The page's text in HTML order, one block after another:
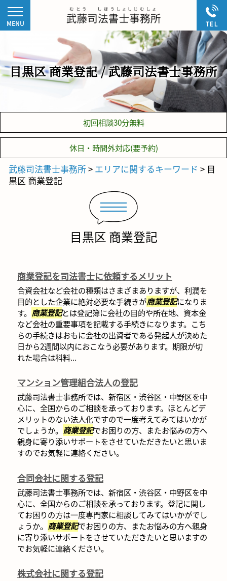
目黒区 商業登記 / 武藤司法書士事務所
初回相談30分無料
休日・時間外対応(要予約)
武藤司法書士事務所> エリアに関するキーワード > 目
黒区 商業登記
目黒区 商業登記
商業登記を司法書士に依頼するメリット
合資会社など会社の種類はさまざまありますが、利潤を
目的とした企業に絶対必要な手続きが商業登記になりま
す。 商業登記とは登記簿に会社の目的や所在地、資本金
など会社の重要事項を記載する手続きになります。こち
らの手続きはおもに会社の出資者である発起人が決めた
日から2週間以内におこなう必要があります。期限が切
れた場合は科料...
マンション管理組合法人の登記
武藤司法書士事務所では、新宿区・渋谷区・中野区を中
心に、全国からのご相談を承っております。ほとんどデ
メリットのない法人化ですので一度考えてみてはいかが
でしょうか。 商業登記でお困りの方、またお悩みの方へ
親身に寄り添いサポートをさせていただきたいと思いま
すのでお気軽に連絡ください。
合同会社に関する登記
武藤司法書士事務所では、新宿区・渋谷区・中野区を中
心に、全国からのご相談を承っております。登記に関し
てお困りの方は一度専門家に相談してみてはいかがでし
ょうか。 商業登記でお困りの方、またお悩みの方へ親身
に寄り添いサポートをさせていただきたいと思いますの
でお気軽に連絡ください。
株式会社に関する登記